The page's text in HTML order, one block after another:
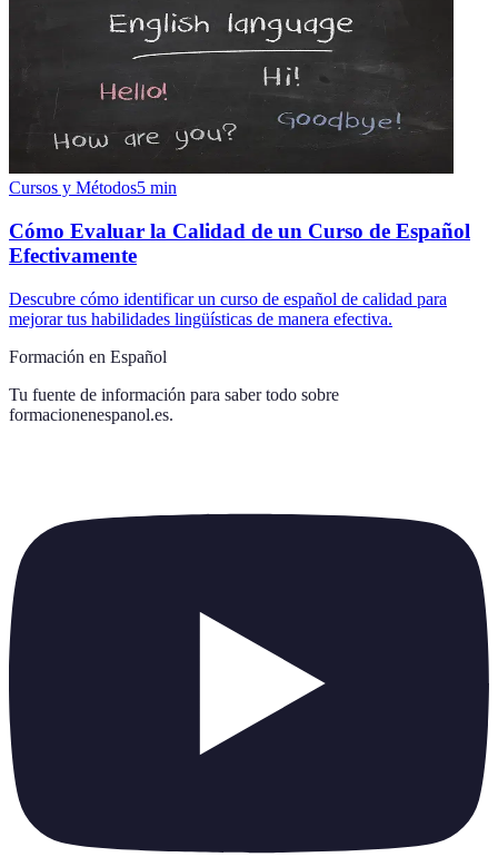
Cursos y Métodos5 min
Cómo Evaluar la Calidad de un Curso de Español
Efectivamente
Descubre cómo identificar un curso de español de calidad para
mejorar tus habilidades lingüísticas de manera efectiva.
Formación en Español
Tu fuente de información para saber todo sobre
formacionenespanol.es.